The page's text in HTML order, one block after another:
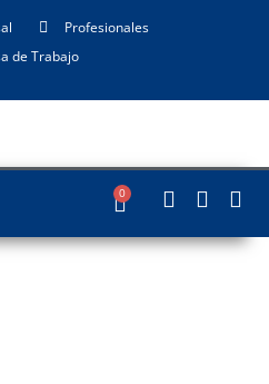
Profesionales
de Trabajo
0